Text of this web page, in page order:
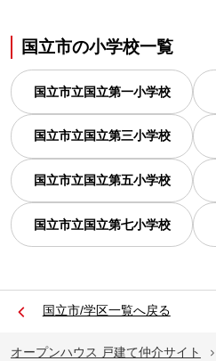
国立市の小学校一覧
国立市立国立第一小学校
国立市立国立第三小学校
国立市立国立第五小学校
国立市立国立第七小学校
国立市/学区一覧へ戻る
オープンハウス 戸建て仲介サイト